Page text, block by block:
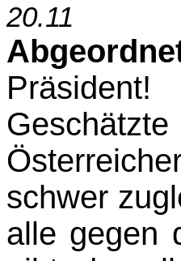
20.11
schwer
alle gegen